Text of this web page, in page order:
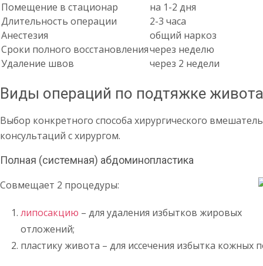
Помещение в стационар
на 1-2 дня
Длительность операции
2-3 часа
Анестезия
общий наркоз
Сроки полного восстановлениячерез неделю
Удаление швов
через 2 недели
Виды операций по подтяжке живота
Выбор конкретного способа хирургического
консультаций с хирургом.
Полная (системная) абдоминопластика
Совмещает 2 процедуры:
липосакцию – для удаления избытков жировых
отложений;
пластику живота – для иссечения избытка кожных